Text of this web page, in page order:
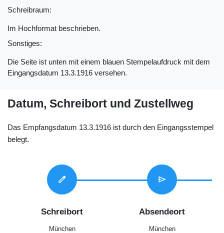
Schreibraum:
Im Hochformat beschrieben.
Sonstiges:
Die Seite ist unten mit einem blauen Stempelaufdruck mit dem
Eingangsdatum 13.3.1916 versehen.
Datum, Schreibort und Zustellweg
Das Empfangsdatum 13.3.1916 ist durch den Eingangsstempel
belegt.
edit
Schreibort
München
send
Absendeort
München